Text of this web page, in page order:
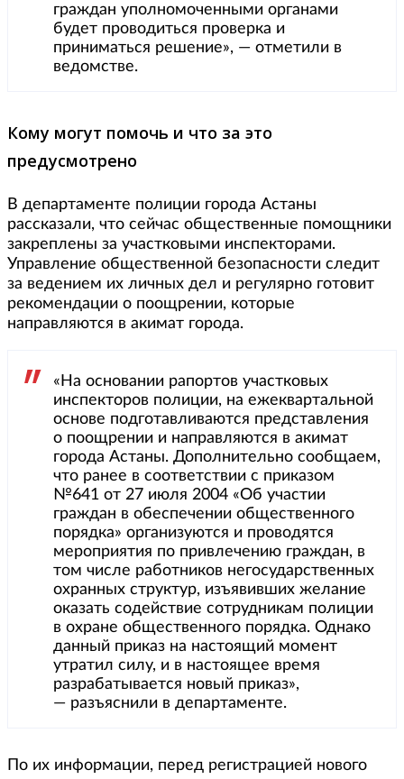
граждан уполномоченными органами
будет проводиться проверка и
приниматься решение», — отметили в
ведомстве.
Кому могут помочь и что за это
предусмотрено
В департаменте полиции города Астаны
рассказали, что сейчас общественные помощники
закреплены за участковыми инспекторами.
Управление общественной безопасности следит
за ведением их личных дел и регулярно готовит
рекомендации о поощрении, которые
направляются в акимат города.
«На основании рапортов участковых
инспекторов полиции, на ежеквартальной
основе подготавливаются представления
о поощрении и направляются в акимат
города Астаны. Дополнительно сообщаем,
что ранее в соответствии с приказом
№641 от 27 июля 2004 «Об участии
граждан в обеспечении общественного
порядка» организуются и проводятся
мероприятия по привлечению граждан, в
том числе работников негосударственных
охранных структур, изъявивших желание
оказать содействие сотрудникам полиции
в охране общественного порядка. Однако
данный приказ на настоящий момент
утратил силу, и в настоящее время
разрабатывается новый приказ»,
— разъяснили в департаменте.
По их информации, перед регистрацией нового